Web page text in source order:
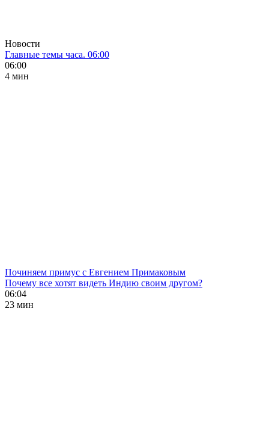
Новости
Главные темы часа. 06:00
06:00
4 мин
Починяем примус с Евгением Примаковым
Почему все хотят видеть Индию своим другом?
06:04
23 мин